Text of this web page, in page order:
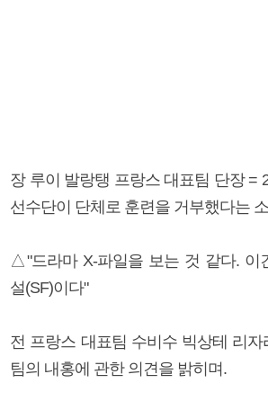
장 루이 발랑탱 프랑스 대표팀 단장 =
선수단이 단체로 훈련을 거부했다는
△"드라마 X-파일을 보는 것 같다. 이
설(SF)이다"
전 프랑스 대표팀 수비수 빅상테 리
팀의 내홍에 관한 의견을 밝히며.